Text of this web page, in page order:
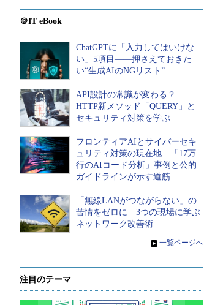
＠IT eBook
ChatGPTに「入力してはいけな
い」5項目――押さえておきた
い“生成AIのNGリスト”
API設計の常識が変わる？
HTTP新メソッド「QUERY」と
セキュリティ対策を学ぶ
フロンティアAIとサイバーセキ
ュリティ対策の現在地 「17万
行のAIコード分析」事例と公的
ガイドラインが示す道筋
「無線LANがつながらない」の
苦情をゼロに 3つの現場に学ぶ
ネットワーク改善術
» 一覧ページへ
注目のテーマ